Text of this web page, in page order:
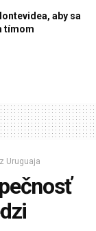
aby sa
tímom
Uruguaja